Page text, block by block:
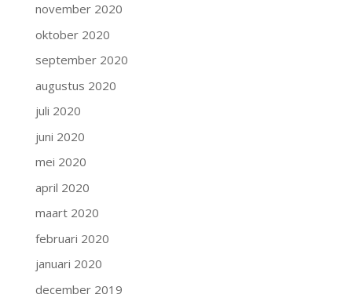
november 2020
oktober 2020
september 2020
augustus 2020
juli 2020
juni 2020
mei 2020
april 2020
maart 2020
februari 2020
januari 2020
december 2019